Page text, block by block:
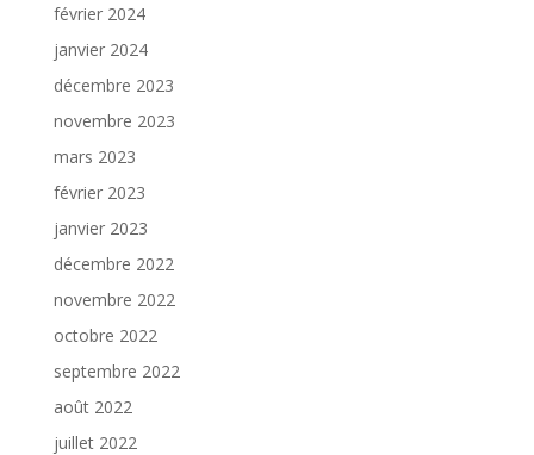
février 2024
janvier 2024
décembre 2023
novembre 2023
mars 2023
février 2023
janvier 2023
décembre 2022
novembre 2022
octobre 2022
septembre 2022
août 2022
juillet 2022